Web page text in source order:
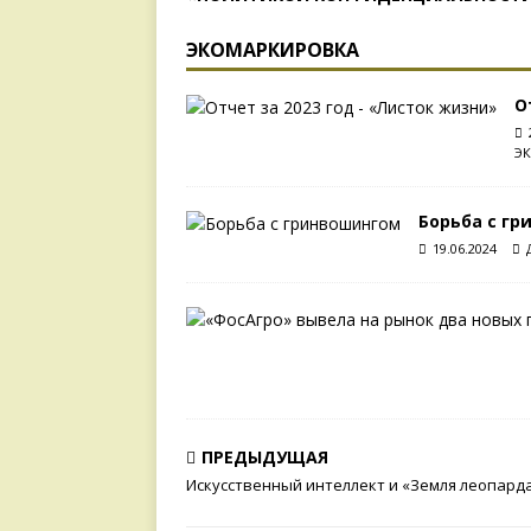
ЭКОМАРКИРОВКА
Борьба с
19.06.2024
ПРЕДЫДУЩАЯ
Искусственный интеллект и «Земля